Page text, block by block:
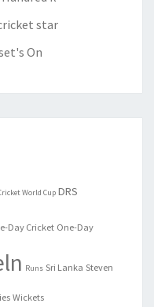
star
On
World Cup DRS
Day Cricket One-Day
Runs Sri Lanka Steven
Wickets